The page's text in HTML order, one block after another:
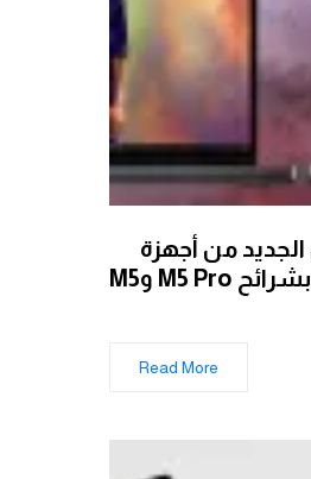
من أجهزة
MacBook Pro بشرائح M5 Pro وM5
Read More